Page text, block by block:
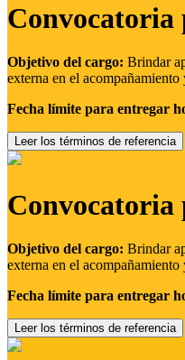
Objetivo del cargo: Brindar
externa en el
Fecha límite para entregar
Leer los términos de referencia
Objetivo del cargo: Brindar
externa en el
Fecha límite para entregar
Leer los términos de referencia